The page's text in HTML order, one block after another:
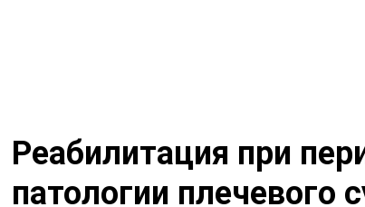
Реабилитация при
патологии плечевого